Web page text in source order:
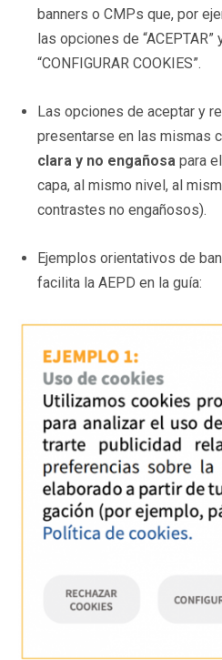
banners o CMPs que, por
las opciones de
“CONFIGURAR COOKIES”.
Las opciones de aceptar y
presentarse en las mismas
clara y no engañosa para
capa, al mismo nivel, al
contrastes no engañosos).
Ejemplos orientativos de
facilita la AEPD en la guía: